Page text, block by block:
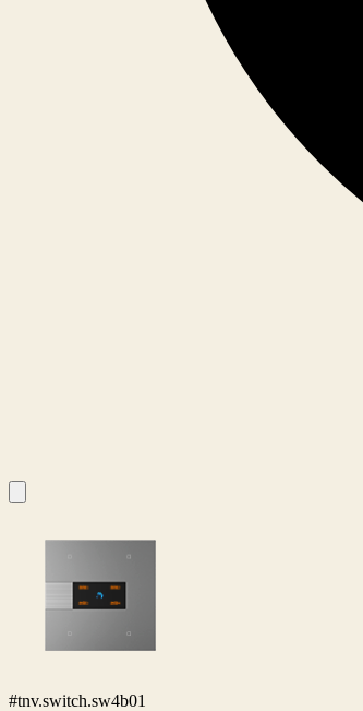
#tnv.switch.sw4b01